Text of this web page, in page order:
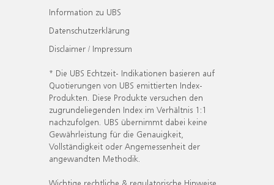
Information zu UBS
Datenschutzerklärung
Disclaimer / Impressum
* Die UBS Echtzeit- Indikationen basieren auf
Quotierungen von UBS emittierten Index-
Produkten. Diese Produkte versuchen den
zugrundeliegenden Index im Verhältnis 1:1
nachzufolgen. UBS übernimmt dabei keine
Gewährleistung für die Genauigkeit,
Vollständigkeit oder Angemessenheit der
angewandten Methodik.